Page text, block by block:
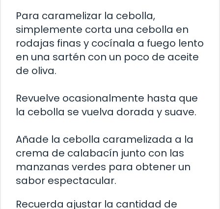
Para caramelizar la cebolla,
simplemente corta una cebolla en
rodajas finas y cocínala a fuego lento
en una sartén con un poco de aceite
de oliva.
Revuelve ocasionalmente hasta que
la cebolla se vuelva dorada y suave.
Añade la cebolla caramelizada a la
crema de calabacín junto con las
manzanas verdes para obtener un
sabor espectacular.
Recuerda ajustar la cantidad de